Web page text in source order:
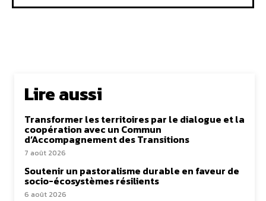
Lire aussi
Transformer les territoires par le dialogue et la
coopération avec un Commun
d’Accompagnement des Transitions
7 août 2026
Soutenir un pastoralisme durable en faveur de
socio-écosystèmes résilients
6 août 2026